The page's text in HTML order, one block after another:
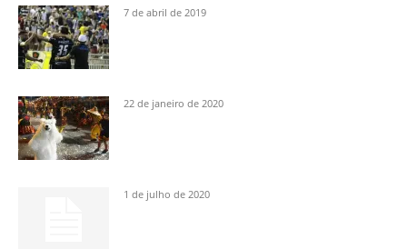
7 de abril de 2019
22 de janeiro de 2020
1 de julho de 2020